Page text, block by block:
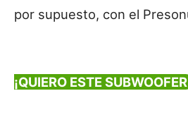
por supuesto, con el
¡QUIERO ESTE